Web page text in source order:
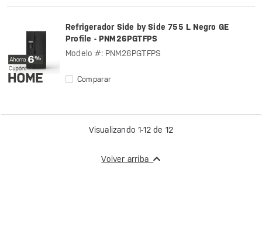
Refrigerador Side by Side 755 L Negro GE
Profile - PNM26PGTFPS
Modelo #: PNM26PGTFPS
Comparar
Visualizando 1-12 de 12
Volver arriba